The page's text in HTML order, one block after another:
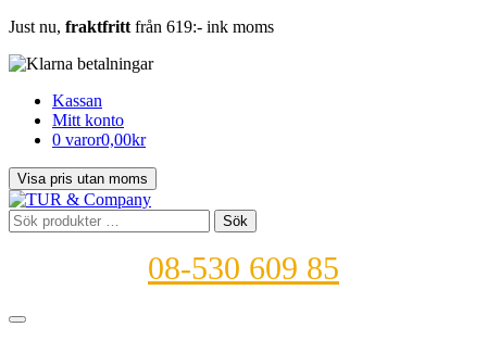
Just nu, fraktfritt från 619:- ink moms
Kassan
Mitt konto
0 varor0,00kr
Sök
efter:
Sök
08-530 609 85